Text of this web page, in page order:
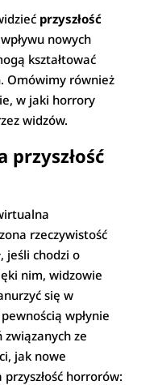
przyszłość
nowych
kształtować
Omówimy również
w jaki horrory
widzów.
przyszłość
rzeczywistość
jeśli chodzi o
nim, widzowie
się w
wpłynie
ze
jak nowe
horrorów: